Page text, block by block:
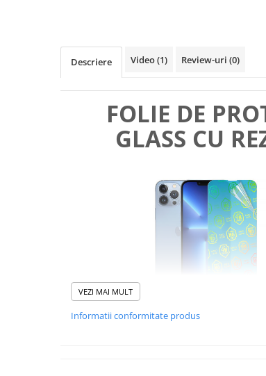
Descriere Video(1) Review-uri (0)
FOLIE DE
GLASS CU
VEZI MAI MULT
Informatii conformitate produs